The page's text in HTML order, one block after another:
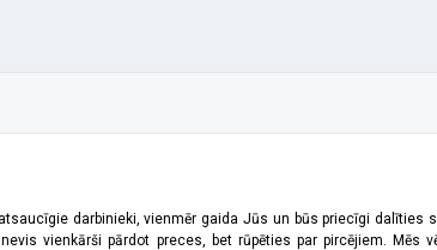
darbinieki, vienmēr gaida Jūs un būs priecīgi dalīties
vienkārši pārdot preces, bet rūpēties par pircējiem. Mēs